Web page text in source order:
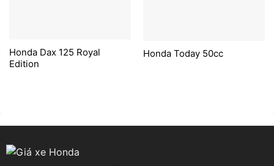
Honda Dax 125 Royal
Edition
Honda Today 50cc